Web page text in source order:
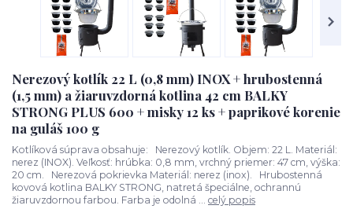
Nerezový kotlík 22 L (0,8 mm) INOX + hrubostenná
(1,5 mm) a žiaruvzdorná kotlina 42 cm BALKY
STRONG PLUS 600 + misky 12 ks + paprikové korenie
na guláš 100 g
Kotlíková súprava obsahuje: Nerezový kotlík. Objem: 22 L. Materiál:
nerez (INOX). Veľkosť: hrúbka: 0,8 mm, vrchný priemer: 47 cm, výška:
20 cm. Nerezová pokrievka Materiál: nerez (inox). Hrubostenná
kovová kotlina BALKY STRONG, natretá špeciálne, ochrannú
žiaruvzdornou farbou. Farba je odolná ... celý popis